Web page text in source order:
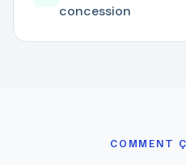
concession
COMMENT